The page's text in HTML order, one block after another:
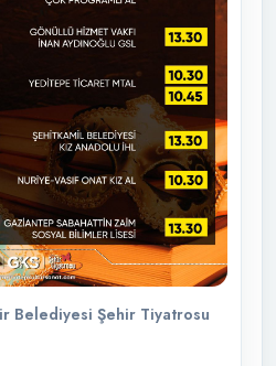
Belediyesi Şehir Tiyatrosu